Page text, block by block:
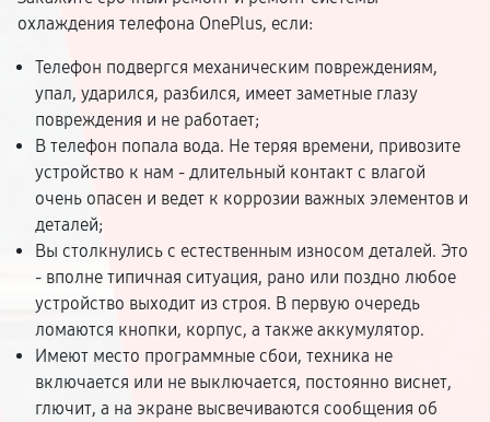
охлаждения телефона OnePlus, если:
Телефон подвергся механическим повреждениям,
упал, ударился, разбился, имеет заметные глазу
повреждения и не работает;
В телефон попала вода. Не теряя времени, привозите
устройство к нам - длительный контакт с влагой
очень опасен и ведет к коррозии важных элементов и
деталей;
Вы столкнулись с естественным износом деталей. Это
- вполне типичная ситуация, рано или поздно любое
устройство выходит из строя. В первую очередь
ломаются кнопки, корпус, а также аккумулятор.
Имеют место программные сбои, техника не
включается или не выключается, постоянно виснет,
глючит, а на экране высвечиваются сообщения об